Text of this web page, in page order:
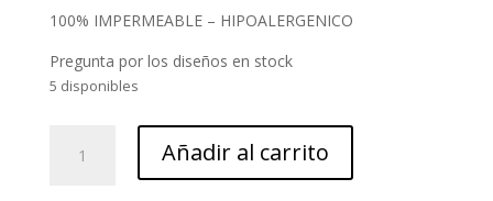
100% IMPERMEABLE – HIPOALERGENICO
Pregunta por los diseños en stock
5 disponibles
ZERO
Añadir al carrito